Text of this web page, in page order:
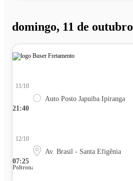
domingo, 11 de outubro
21:40
11/10
Auto Posto Japuiba Ipiranga
07:25
12/10
Av. Brasil - Santa Efigênia
Poltrona